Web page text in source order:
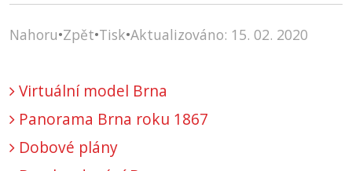
Nahoru•Zpět•Tisk•Aktualizováno: 15. 02. 2020
Virtuální model Brna
Panorama Brna roku 1867
Dobové plány